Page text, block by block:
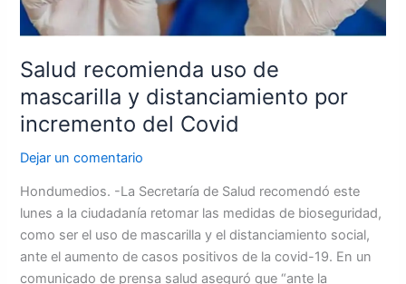
Salud recomienda uso de
mascarilla y distanciamiento por
incremento del Covid
Dejar un comentario
Hondumedios. -La Secretaría de Salud recomendó este
lunes a la ciudadanía retomar las medidas de bioseguridad,
como ser el uso de mascarilla y el distanciamiento social,
ante el aumento de casos positivos de la covid-19. En un
comunicado de prensa salud aseguró que “ante la